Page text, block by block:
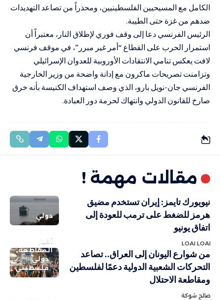
الكامل مع المسيحيين الفلسطينيين، ومحذراً من تصاعد التهديدات
ضدهم من غزة حتى الطيبة.
الرئيس الفرنسي دعا إلى وقف فوري لإطلاق النار، معتبراً أن
استمرار الحرب على القطاع “أمر غير مبرر”، في موقف فرنسي
لافت يعكس تنامي الانتقادات الأوروبية للعدوان الإسرائيلي
وتزامنت تصريحات ماكرون مع إدانة واضحة من وزير الخارجية
الفرنسي جان-نويل بارو، الذي وصف استهداف الكنيسة بأنه خرق
صارخ للقانون الدولي وانتهاك لحرمة دور العبادة.
مقالات مهمة !
دولي
نيويورك تايمز: إيران تستخدم مضيق
هرمز للضغط على ترمب للعودة إلى
اتفاق يونيو
LOAI LOAI
أخبار
المقاطعة
دولي
فلسطيني
من شوارع اليونان إلى العراق.. تصاعد
التحركات الشعبية الدولية دعمًا لفلسطين
ومقاطعة الاحتلال
صالح شوكة